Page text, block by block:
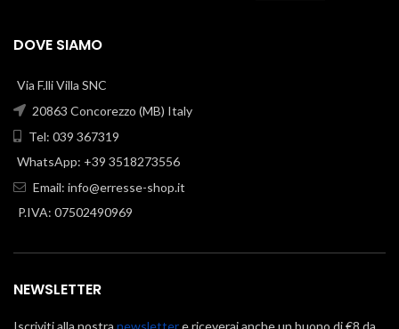
DOVE SIAMO
Via F.lli Villa SNC
20863 Concorezzo (MB) Italy
Tel: 039 367319
WhatsApp: +39 3518273556
Email: info@erresse-shop.it
P.IVA: 07502490969
NEWSLETTER